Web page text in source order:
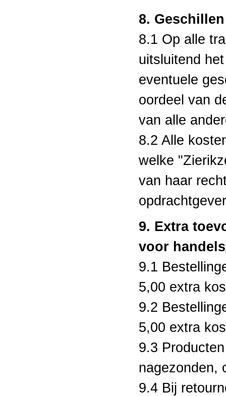
8. Geschillen
8.1 Op alle
uitsluitend
eventuele
oordeel van
van alle
8.2 Alle
welke
van haar
9. Extra
voor
9.1
5,00 extra
9.2
5,00 extra
9.3
nagezonden,
9.4 Bij